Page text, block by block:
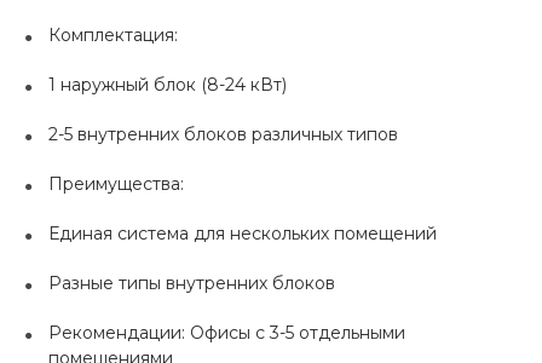
Комплектация:
1 наружный блок (8-24 кВт)
2-5 внутренних блоков различных типов
Преимущества:
Единая система для нескольких помещений
Разные типы внутренних блоков
Рекомендации: Офисы с 3-5 отдельными
помещениями